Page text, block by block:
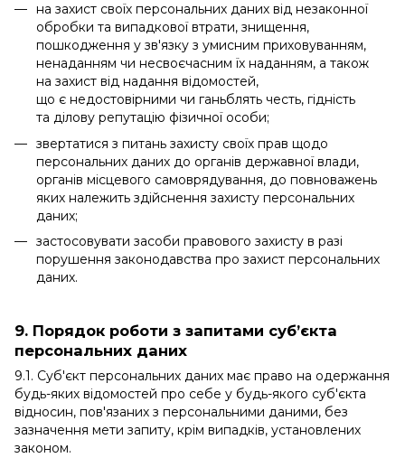
на захист своїх персональних даних від незаконної
обробки та випадкової втрати, знищення,
пошкодження у зв'язку з умисним приховуванням,
ненаданням чи несвоєчасним їх наданням, а також
на захист від надання відомостей,
що є недостовірними чи ганьблять честь, гідність
та ділову репутацію фізичної особи;
звертатися з питань захисту своїх прав щодо
персональних даних до органів державної влади,
органів місцевого самоврядування, до повноважень
яких належить здійснення захисту персональних
даних;
застосовувати засоби правового захисту в разі
порушення законодавства про захист персональних
даних.
9. Порядок роботи з запитами суб’єкта
персональних даних
9.1. Суб'єкт персональних даних має право на одержання
будь-яких відомостей про себе у будь-якого суб'єкта
відносин, пов'язаних з персональними даними, без
зазначення мети запиту, крім випадків, установлених
законом.